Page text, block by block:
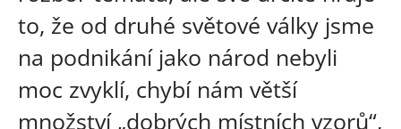
to, že od druhé světové války jsme
na podnikání jako národ nebyli
moc zvyklí, chybí nám větší
množství „dobrých místních vzorů“,